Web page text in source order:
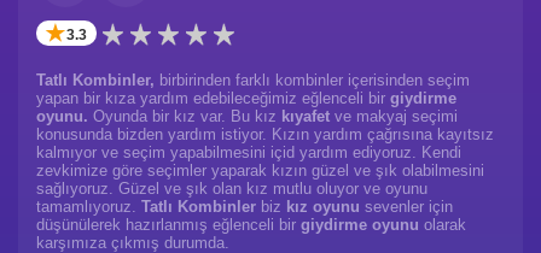
✭3.3
Tatlı Kombinler, birbirinden farklı kombinler içerisinden seçim
yapan bir kıza yardım edebileceğimiz eğlenceli bir giydirme
oyunu. Oyunda bir kız var. Bu kız kıyafet ve makyaj seçimi
konusunda bizden yardım istiyor. Kızın yardım çağrısına kayıtsız
kalmıyor ve seçim yapabilmesini içid yardım ediyoruz. Kendi
zevkimize göre seçimler yaparak kızın güzel ve şık olabilmesini
sağlıyoruz. Güzel ve şık olan kız mutlu oluyor ve oyunu
tamamlıyoruz. Tatlı Kombinler biz kız oyunu sevenler için
düşünülerek hazırlanmış eğlenceli bir giydirme oyunu olarak
karşımıza çıkmış durumda.